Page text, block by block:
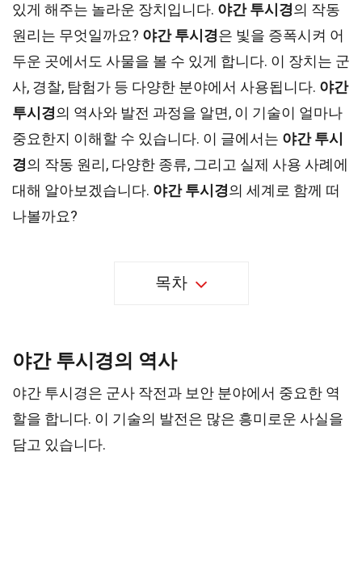
있게 해주는 놀라운 장치입니다. 야간 투시경의 작동
원리는 무엇일까요? 야간 투시경은 빛을 증폭시켜 어
두운 곳에서도 사물을 볼 수 있게 합니다. 이 장치는 군
사, 경찰, 탐험가 등 다양한 분야에서 사용됩니다. 야간
투시경의 역사와 발전 과정을 알면, 이 기술이 얼마나
중요한지 이해할 수 있습니다. 이 글에서는 야간 투시
경의 작동 원리, 다양한 종류, 그리고 실제 사용 사례에
대해 알아보겠습니다. 야간 투시경의 세계로 함께 떠
나볼까요?
목차
야간 투시경의 역사
야간 투시경은 군사 작전과 보안 분야에서 중요한 역
할을 합니다. 이 기술의 발전은 많은 흥미로운 사실을
담고 있습니다.